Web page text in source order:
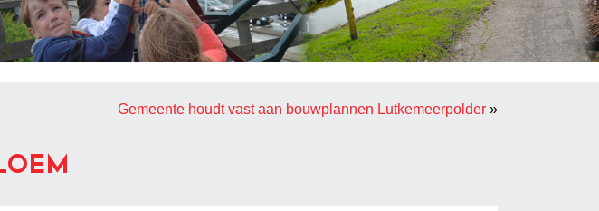
Gemeente houdt vast aan bouwplannen Lutkemeerpolder »